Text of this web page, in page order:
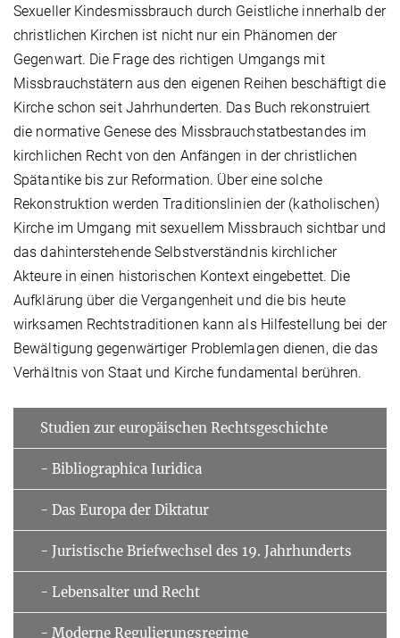
Sexueller Kindesmissbrauch durch Geistliche innerhalb der
christlichen Kirchen ist nicht nur ein Phänomen der
Gegenwart. Die Frage des richtigen Umgangs mit
Missbrauchstätern aus den eigenen Reihen beschäftigt die
Kirche schon seit Jahrhunderten. Das Buch rekonstruiert
die normative Genese des Missbrauchstatbestandes im
kirchlichen Recht von den Anfängen in der christlichen
Spätantike bis zur Reformation. Über eine solche
Rekonstruktion werden Traditionslinien der (katholischen)
Kirche im Umgang mit sexuellem Missbrauch sichtbar und
das dahinterstehende Selbstverständnis kirchlicher
Akteure in einen historischen Kontext eingebettet. Die
Aufklärung über die Vergangenheit und die bis heute
wirksamen Rechtstraditionen kann als Hilfestellung bei der
Bewältigung gegenwärtiger Problemlagen dienen, die das
Verhältnis von Staat und Kirche fundamental berühren.
Studien zur europäischen Rechtsgeschichte
- Bibliographica Iuridica
- Das Europa der Diktatur
- Juristische Briefwechsel des 19. Jahrhunderts
- Lebensalter und Recht
- Moderne Regulierungsregime